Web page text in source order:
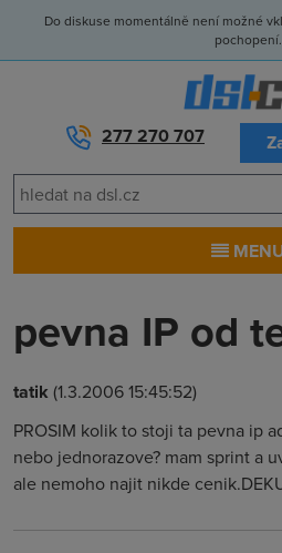
Do diskuse momentálně není možné
pochopení.
277 270 707
pevna IP od
tatik (1.3.2006 15:45:52)
PROSIM kolik to stoji ta pevna ip
nebo jednorazove? mam sprint a
ale nemoho najit nikde